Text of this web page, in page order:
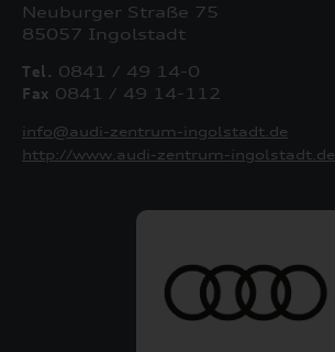
Neuburger Straße 75
85057 Ingolstadt
Tel. 0841 / 49 14-0
Fax 0841 / 49 14-112
info@audi-zentrum-ingolstadt.de
http://www.audi-zentrum-ingolstadt.de